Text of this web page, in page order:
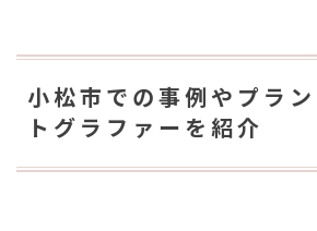
小松市での事例やプラ
トグラファーを紹介